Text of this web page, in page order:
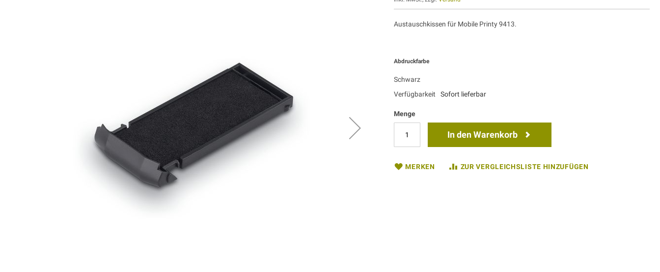
Austauschkissen für Mobile Printy 9413.
Abdruckfarbe
Schwarz
Verfügbarkeit
Sofort lieferbar
Menge
In den Warenkorb
MERKEN ZUR VERGLEICHSLISTE HINZUFÜGEN